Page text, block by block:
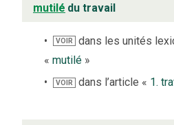
mutilé du travail
VOIR
dans les unités
« mutilé »
VOIR dans l’article « 1.